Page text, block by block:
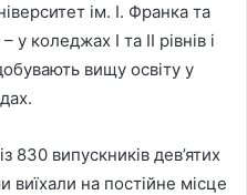
ім. І. Франка та
у коледжах I та II рівнів і
вищу освіту у
830 випускників дев’ятих
виїхали на постійне місце